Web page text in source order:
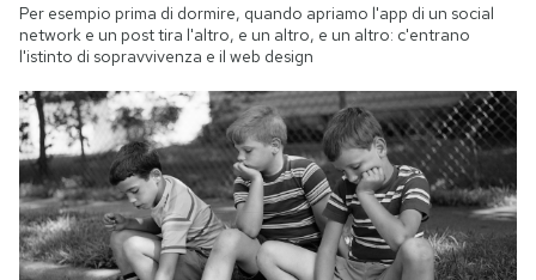
Per esempio prima di dormire, quando apriamo l'app di un social
network e un post tira l'altro, e un altro, e un altro: c'entrano
l'istinto di sopravvivenza e il web design